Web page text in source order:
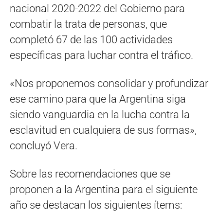
nacional 2020-2022 del Gobierno para
combatir la trata de personas, que
completó 67 de las 100 actividades
específicas para luchar contra el tráfico.
«Nos proponemos consolidar y profundizar
ese camino para que la Argentina siga
siendo vanguardia en la lucha contra la
esclavitud en cualquiera de sus formas»,
concluyó Vera.
Sobre las recomendaciones que se
proponen a la Argentina para el siguiente
año se destacan los siguientes ítems: